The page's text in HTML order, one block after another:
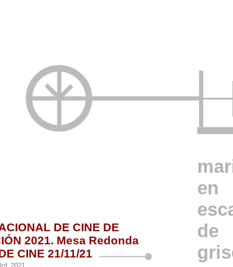
DE CINE DE
2021. Mesa Redonda
CINE 21/11/21
2021
en
de